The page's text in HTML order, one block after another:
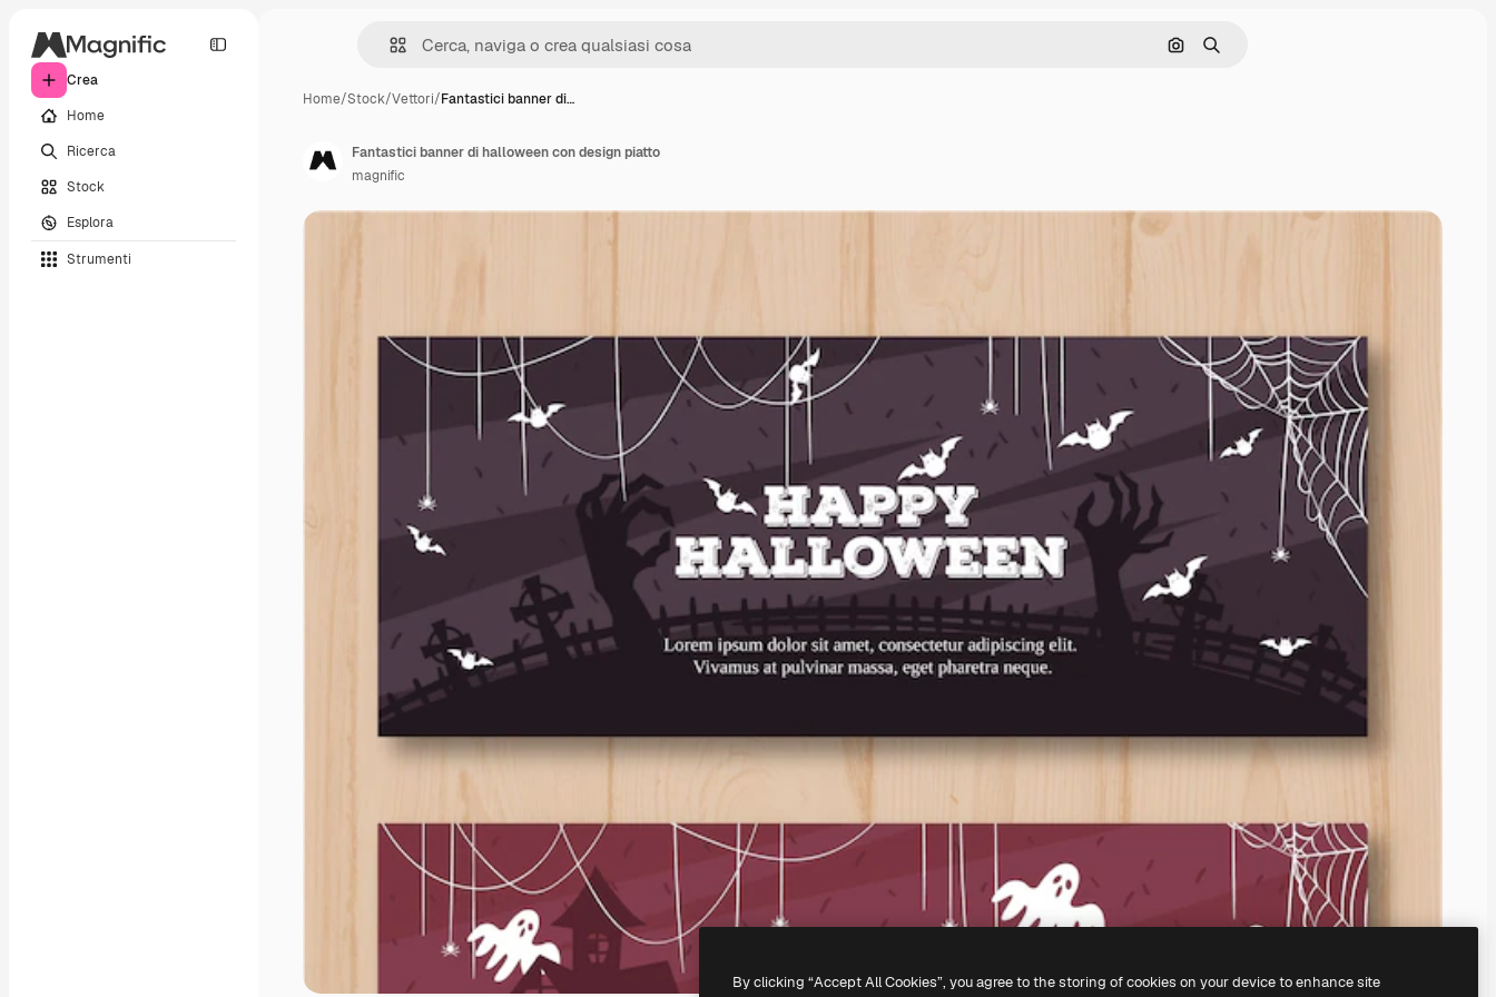
Crea
Home
Ricerca
Stock
Esplora
Strumenti
Cerca per immagine
Ricerca
Home/Stock/Vettori/Fantastici banner di…
Fantastici banner di halloween con design piatto
magnific
By clicking “Accept All Cookies”, you agree to the storing of cookies on your device to enhance site